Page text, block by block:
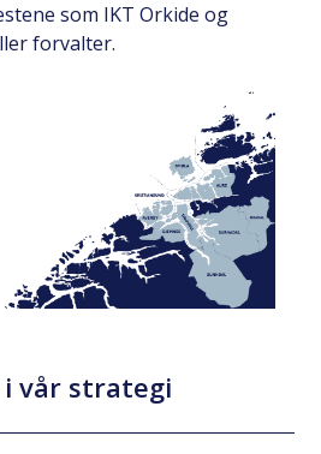
som IKT Orkide og
forvalter.
vår strategi